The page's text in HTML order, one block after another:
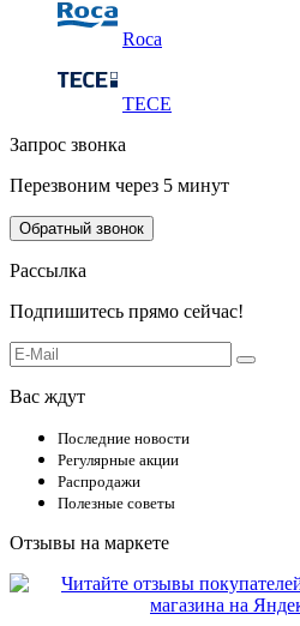
Roca
TECE
Запрос звонка
Перезвоним через 5 минут
Обратный звонок
Рассылка
Подпишитесь прямо сейчас!
Вас ждут
Последние новости
Регулярные акции
Распродажи
Полезные советы
Отзывы на маркете